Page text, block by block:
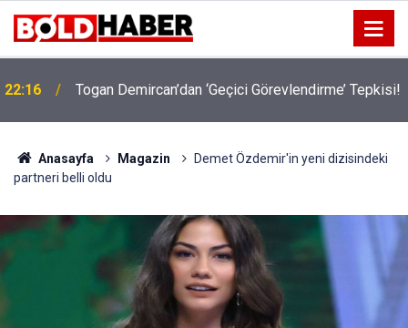
19:32 Sıcak Havalarda Ödem Şikayetini Hafife Almayın!
Anasayfa Magazin
Demet Özdemir'in yeni dizisindeki
partneri belli oldu